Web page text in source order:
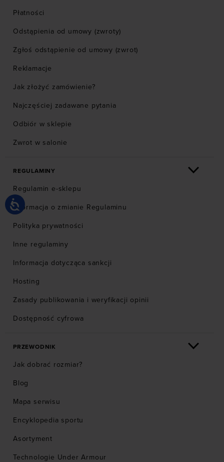
Płatności
Odstąpienia od umowy (zwroty)
Zgłoś odstąpienie od umowy (zwrot)
Reklamacje
Jak złożyć zamówienie?
Najczęściej zadawane pytania
Odbiór w sklepie
Zwrot w salonie
REGULAMINY
Regulamin e-sklepu
Informacja o zmianie Regulaminu
Polityka prywatności
Inne regulaminy
Informacja dotycząca sankcji
Hosting
Zasady publikowania i weryfikacji opinii
Dostępność cyfrowa
PRZEWODNIK
Jak dobrać rozmiar?
Blog
Mapa serwisu
Encyklopedia sportu
Asortyment
Technologie Under Armour